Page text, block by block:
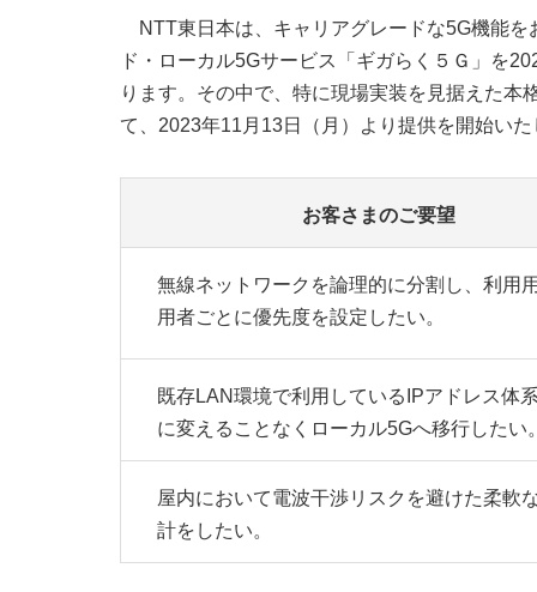
NTT東日本は、キャリアグレードな5G機能
ド・ローカル5Gサービス「ギガらく５Ｇ」を
ります。その中で、特に現場実装を見据えた
て、2023年11月13日（月）より提供を開始い
お客さまのご要望
無線ネットワークを論理的に分割し、利用
用者ごとに優先度を設定したい。
既存LAN環境で利用しているIPアドレス体
に変えることなくローカル5Gへ移行したい
屋内において電波干渉リスクを避けた柔軟
計をしたい。